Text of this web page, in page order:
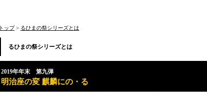
トップ> るひまの祭シリーズとは
るひまの祭シリーズとは
2019年年末 第九弾
明治座の変 麒麟にの・る